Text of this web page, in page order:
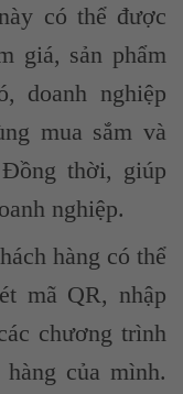
có thể được
giá, sản phẩm
doanh nghiệp
mua sắm và
thời, giúp
nghiệp.
hàng có thể
mã QR, nhập
chương trình
của mình.